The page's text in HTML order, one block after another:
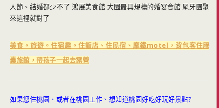
美食。旅遊。住宿趣。住飯店、住民宿、摩鐵motel，背包客住膠
囊旅館，帶孩子一起去露營
如果您住桃園、或者在桃園工作、想知道桃園好吃好玩好景點?